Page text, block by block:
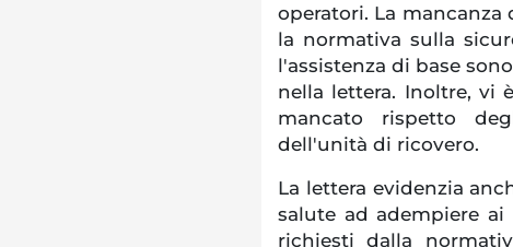
operatori. La
la normativa sulla
l'assistenza di base
nella lettera. Inoltre, vi
mancato rispetto
dell'unità di ricovero.
La lettera evidenzia
salute ad adempiere ai
richiesti dalla